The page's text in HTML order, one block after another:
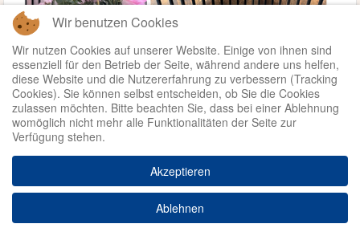
Weiterlesen ...
Jugendhospizdienst Sternentraum
Wir benutzen Cookies
Wir nutzen Cookies auf unserer Website. Einige von ihnen sind
essenziell für den Betrieb der Seite, während andere uns helfen,
diese Website und die Nutzererfahrung zu verbessern (Tracking
Cookies). Sie können selbst entscheiden, ob Sie die Cookies
zulassen möchten. Bitte beachten Sie, dass bei einer Ablehnung
womöglich nicht mehr alle Funktionalitäten der Seite zur
Verfügung stehen.
Akzeptieren
Ablehnen